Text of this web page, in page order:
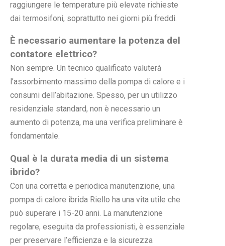
raggiungere le temperature più elevate richieste
dai termosifoni, soprattutto nei giorni più freddi.
È necessario aumentare la potenza del
contatore elettrico?
Non sempre. Un tecnico qualificato valuterà
l’assorbimento massimo della pompa di calore e i
consumi dell’abitazione. Spesso, per un utilizzo
residenziale standard, non è necessario un
aumento di potenza, ma una verifica preliminare è
fondamentale.
Qual è la durata media di un sistema
ibrido?
Con una corretta e periodica manutenzione, una
pompa di calore ibrida Riello ha una vita utile che
può superare i 15-20 anni. La manutenzione
regolare, eseguita da professionisti, è essenziale
per preservare l’efficienza e la sicurezza